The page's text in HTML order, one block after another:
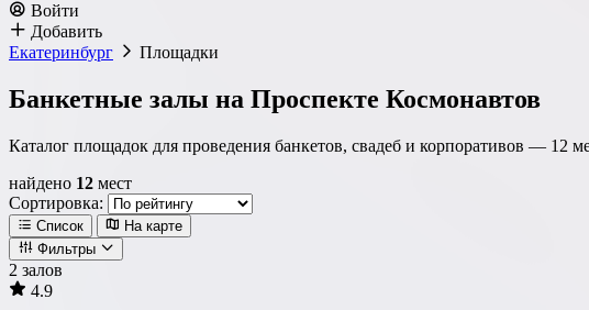
Войти
Добавить
Екатеринбург
Площадки
Банкетные залы на Проспекте Космонавтов
Каталог площадок для проведения банкетов, свадеб и корпоративов — 12
найдено 12 мест
Сортировка:
Список
На карте
Фильтры
Локация
2 залов
4.9